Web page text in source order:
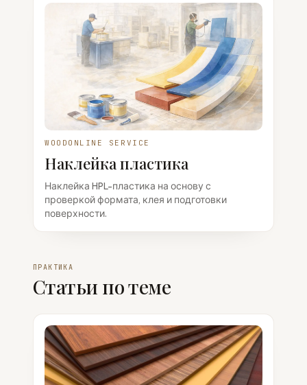
WOODONLINE SERVICE
Наклейка пластика
Наклейка HPL-пластика на основу с
проверкой формата, клея и подготовки
поверхности.
ПРАКТИКА
Статьи по теме